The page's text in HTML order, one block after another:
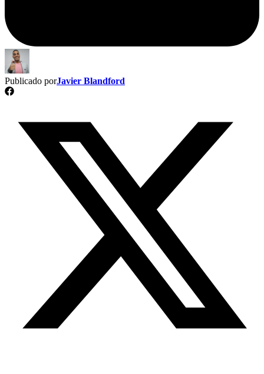
Publicado porJavier Blandford